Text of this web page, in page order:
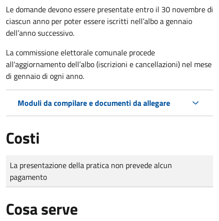
Le domandedevono essere presentate entro il 30 novembre di
ciascun anno per poter essere iscritti nell’albo a gennaio
dell’anno successivo.
La commissione elettorale comunale procede
all'aggiornamento dell’albo (iscrizioni e cancellazioni) nel mese
di gennaio di ogni anno.
Moduli da compilare e documenti da allegare
Costi
Tipo di pagamento
Importo
La presentazione della pratica non prevede alcun
pagamento
Cosa serve